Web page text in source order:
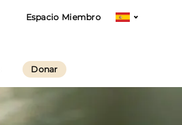
Elegir
Espacio Miembro
Donar